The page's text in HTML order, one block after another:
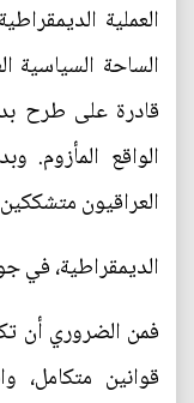
العملية
الساحة السياسية
قادرة على طرح
الواقع المأزوم.
العراقيون
الديمقراطية، في
فمن الضروري أن
قوانين متكامل،